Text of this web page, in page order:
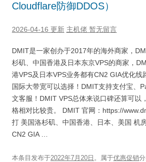
Cloudflare防御DDOS）
2026-04-16 更新 主机佬 暂无留言
DMIT是一家创办于2017年的海外商家，
杉矶、中国香港及日本东京VPS的商家，
港VPS及日本VPS业务都有CN2 GIA优化线
国际大带宽可以选择！DMIT支持支付宝、
文客服！DMIT VPS总体来说口碑还算可以
格相对比较贵。 DMIT 官网：https://
打 美国洛杉矶、中国香港、日本、美国 机
CN2 GIA …
本条目发布于2022年7月20日 。属于优惠促销